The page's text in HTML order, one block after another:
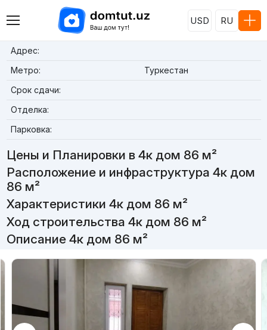
USD RU
Адрес:
Метро:
Туркестан
Срок сдачи:
Отделка:
Парковка:
Цены и Планировки в 4к дом 86 м²
Расположение и инфраструктура 4к дом
86 м²
Характеристики 4к дом 86 м²
Ход строительства 4к дом 86 м²
Описание 4к дом 86 м²